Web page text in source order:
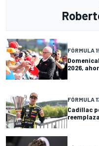
FÓRMULA 1
2026,
FÓRMULA 1
Cadillac